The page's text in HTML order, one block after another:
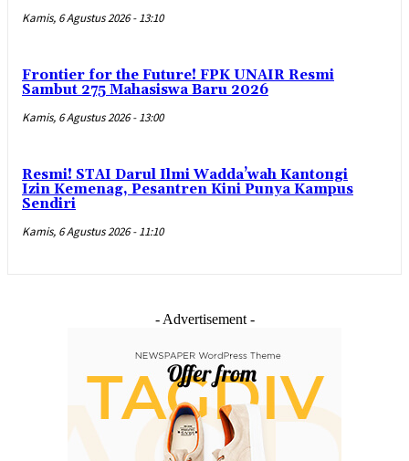
Kamis, 6 Agustus 2026 - 13:10
Frontier for the Future! FPK UNAIR Resmi
Sambut 275 Mahasiswa Baru 2026
Kamis, 6 Agustus 2026 - 13:00
Resmi! STAI Darul Ilmi Wadda’wah Kantongi
Izin Kemenag, Pesantren Kini Punya Kampus
Sendiri
Kamis, 6 Agustus 2026 - 11:10
- Advertisement -